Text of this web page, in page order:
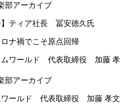
部アーカイブ
】ティア社長 冨安徳久氏
ロナ禍でこそ原点回帰
部アーカイブ
ワールド 代表取締役 加藤 孝文